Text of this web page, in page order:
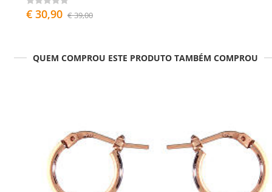
€ 30,90 € 39,00
QUEM COMPROU ESTE PRODUTO TAMBÉM COMPROU